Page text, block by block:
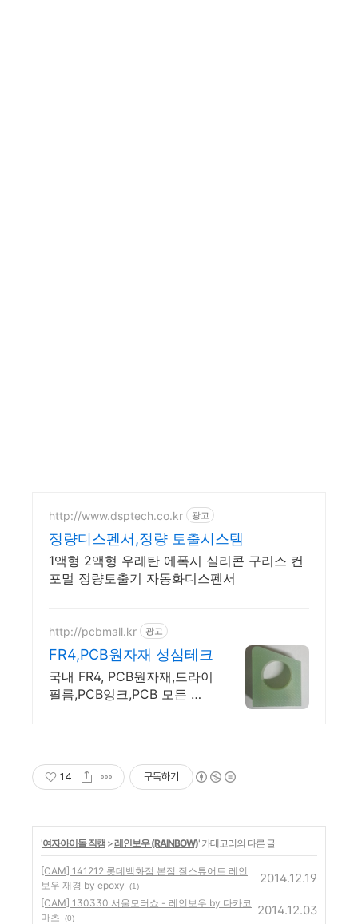
http://www.dsptech.co.kr 광고
정량디스펜서,정량 토출시스템
1액형 2액형 우레탄 에폭시 실리콘 구리스 컨
포멀 정량토출기 자동화디스펜서
http://pcbmall.kr 광고
FR4,PCB원자재 성심테크
국내 FR4, PCB원자재,드라이
필름,PCB잉크,PCB 모든 부
14 구독하기
'여자아이돌 직캠 >레인보우 (RAINBOW)' 카테고리의 다른 글
[CAM] 141212 롯데백화점 본점 질스튜어트 레인
보우 재경 by epoxy
(1)
2014.12.19
[CAM] 130330 서울모터쇼 - 레인보우 by 다카코
마츠
(0)
2014.12.03